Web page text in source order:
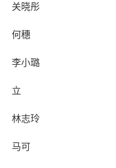
关晓彤
何穗
李小璐
立
林志玲
马可